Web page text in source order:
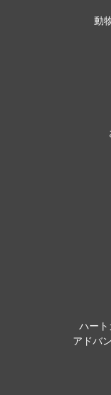
動
ハー
アドバ